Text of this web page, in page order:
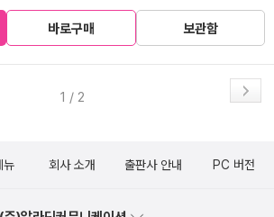
바로구매 보관함
1 / 2
뉴 회사 소개 출판사 안내 PC 버전